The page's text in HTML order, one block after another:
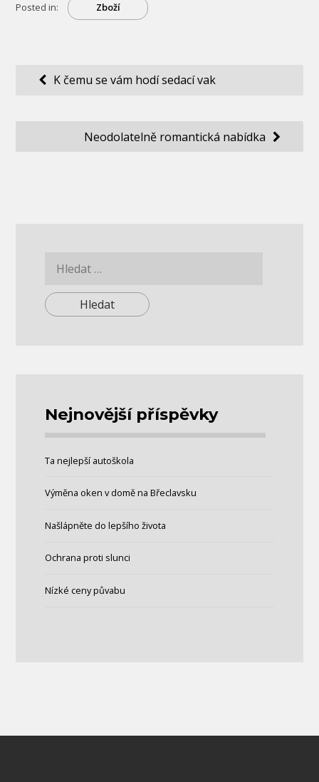
Posted in: Zboží
Navigace
příspěvek
K čemu se vám hodí sedací vak
Neodolatelně romantická nabídka
Nejnovější příspěvky
Ta nejlepší autoškola
Výměna oken v domě na Břeclavsku
Našlápněte do lepšího života
Ochrana proti slunci
Nízké ceny půvabu